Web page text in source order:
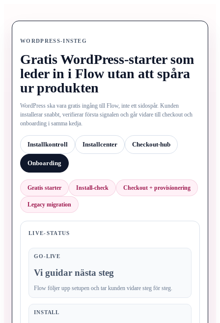
WORDPRESS-INSTEG
Gratis WordPress-starter som
leder in i Flow utan att spåra
ur produkten
WordPress ska vara gratis ingång till Flow, inte ett sidospår. Kunden
installerar snabbt, verifierar första signalen och går vidare till checkout och
onboarding i samma kedja.
Installkontroll Installcenter Checkout-hub
Onboarding
Gratis starter Install-check Checkout + provisionering
Legacy migration
LIVE-STATUS
GO-LIVE
Vi guidar nästa steg
Flow följer upp setupen och tar kunden vidare steg för steg.
INSTALL